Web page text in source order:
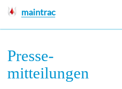
maintrac
Presse-
mitteilungen